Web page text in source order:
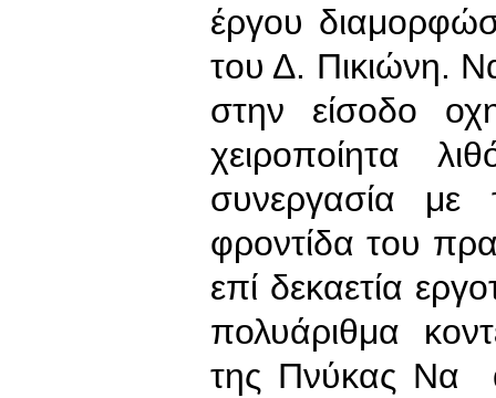
έργου
του Δ. Πικιώνη.
στην είσοδο
χειροποίητα
συνεργασία
φροντίδα του
επί δεκαετία
πολυάριθμα
της Πνύκας Να